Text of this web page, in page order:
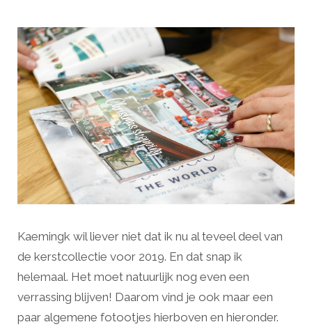
Kaemingk wil liever niet dat ik nu al teveel deel van
de kerstcollectie voor 2019. En dat snap ik
helemaal. Het moet natuurlijk nog even een
verrassing blijven! Daarom vind je ook maar een
paar algemene fotootjes hierboven en hieronder.